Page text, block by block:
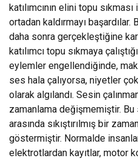
katılımcının elini topu
ortadan kaldırmayı
daha sonra gerçekleştiğine
katılımcı topu sıkmaya
eylemler engellendiğinde,
ses hala çalıyorsa, niyetler
olarak algılandı. Sesin
zamanlama değişmemiştir.
arasında sıkıştırılmış bir
göstermiştir. Normalde
elektrotlardan kayıtlar, motor